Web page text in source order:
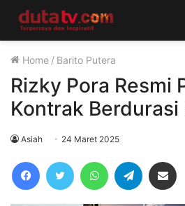
Home / Barito Putera
Rizky Pora Resmi
Kontrak Berdurasi
Asiah 24 Maret 2025
FacebookTwitter WhatsAppTelegram